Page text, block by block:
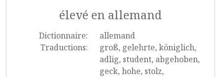
élevé en allemand
Dictionnaire:
allemand
Traductions:
groß, gelehrte, königlich,
adlig, student, abgehoben,
geck, hohe, stolz,